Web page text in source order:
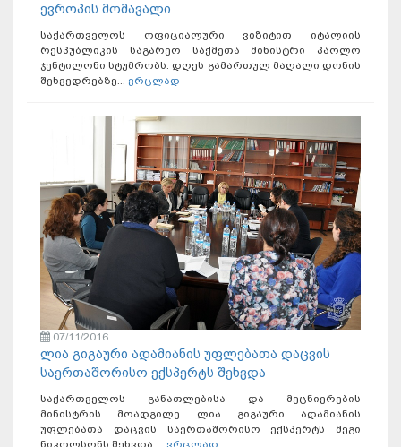
ევროპის მომავალი
საქართველოს ოფიციალური ვიზიტით იტალიის
რესპუბლიკის საგარეო საქმეთა მინისტრი პაოლო
ჯენტილონი სტუმრობს. დღეს გამართულ მაღალი დონის
შეხვედრებზე... ვრცლად
07/11/2016
ლია გიგაური ადამიანის უფლებათა დაცვის
საერთაშორისო ექსპერტს შეხვდა
საქართველოს განათლებისა და მეცნიერების
მინისტრის მოადგილე ლია გიგაური ადამიანის
უფლებათა დაცვის საერთაშორისო ექსპერტს მეგი
ნიკოლსონს შეხვდა.... ვრცლად